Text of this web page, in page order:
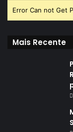
Error Can not Get
Mais Recente